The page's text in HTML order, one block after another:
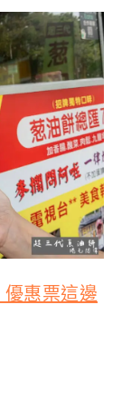
惠票這邊